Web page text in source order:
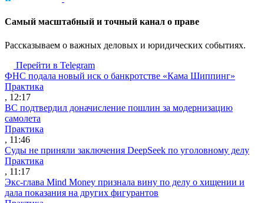
Cамый масштабный и точный канал о праве
Рассказываем о важных деловых и юридических событиях.
Перейти в Telegram
ФНС подала новый иск о банкротстве «Кама Шиппинг»
Практика
, 12:17
ВС подтвердил доначисление пошлин за модернизацию
самолета
Практика
, 11:46
Суды не приняли заключения DeepSeek по уголовному делу
Практика
, 11:17
Экс-глава Mind Money признала вину по делу о хищении и
дала показания на других фигурантов